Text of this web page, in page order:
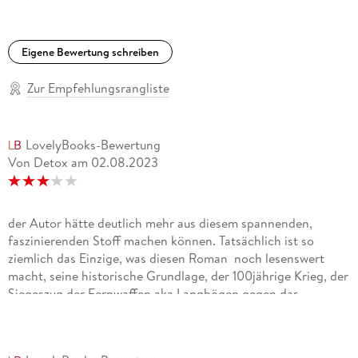
Eigene Bewertung schreiben
Zur Empfehlungsrangliste
LovelyBooks-Bewertung
Von Detox am 02.08.2023
der Autor hätte deutlich mehr aus diesem spannenden,
faszinierenden Stoff machen können. Tatsächlich ist so
ziemlich das Einzige, was diesen Roman noch lesenswert
macht, seine historische Grundlage, der 100jährige Krieg, der
Siegeszug der Fernwaffen aka Langbögen gegen das